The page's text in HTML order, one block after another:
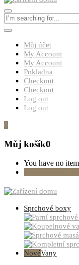
Můj účet
My Account
My Account
Pokladna
Checkout
Checkout
Log out
Log out
0
Můj košík0
You have no
Sprchové boxy
NovéVany